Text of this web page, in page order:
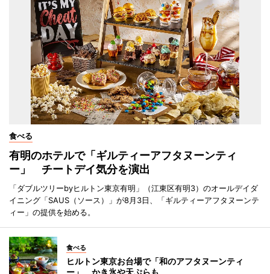
食べる
有明のホテルで「ギルティーアフタヌーンティ
ー」 チートデイ気分を演出
「ダブルツリーbyヒルトン東京有明」（江東区有明3）のオールデイダ
イニング「SAUS（ソース）」が8月3日、「ギルティーアフタヌーンテ
ィー」の提供を始める。
食べる
ヒルトン東京お台場で「和のアフタヌーンティ
ー」 かき氷や天ぷらも